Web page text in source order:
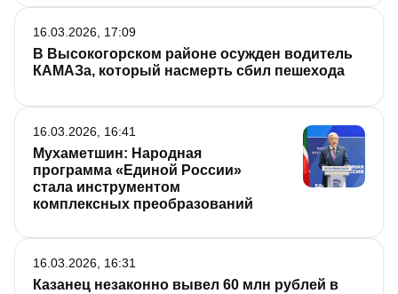
В Высокогорском районе осужден водитель
КАМАЗа, который насмерть сбил пешехода
16.03.2026, 17:09
Мухаметшин: Народная
программа «Единой России»
стала инструментом
комплексных преобразований
16.03.2026, 16:41
Казанец незаконно вывел 60 млн рублей в
16.03.2026, 16:31